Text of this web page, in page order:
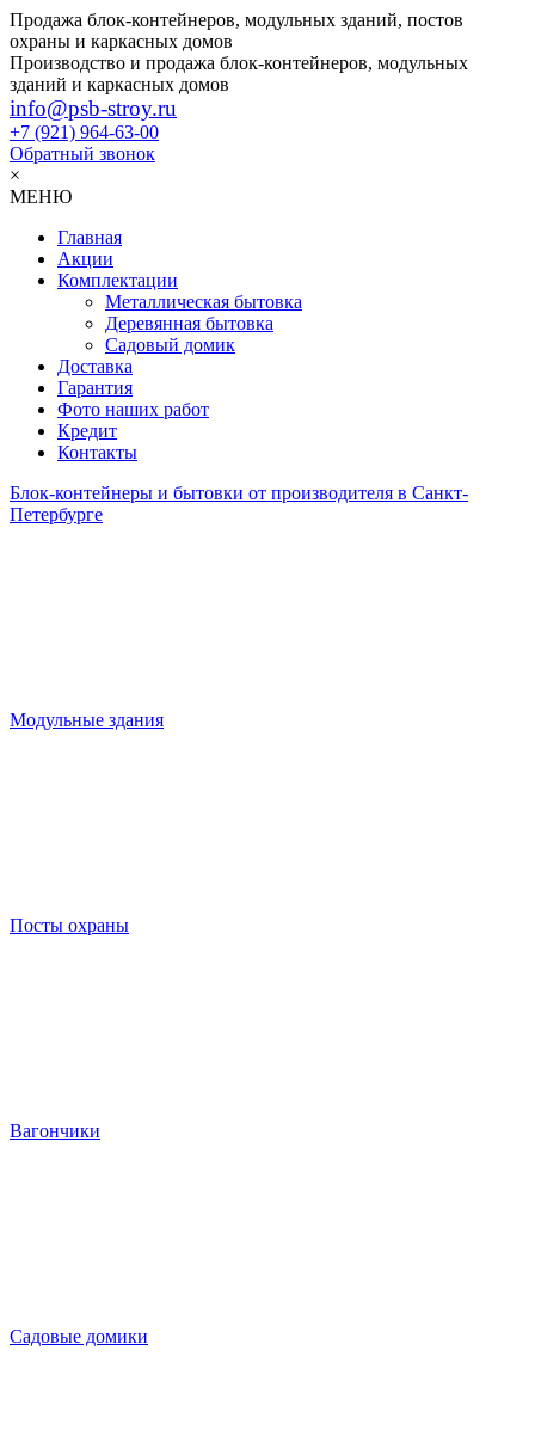
Продажа блок-контейнеров, модульных зданий, постов
охраны и каркасных домов
Производство и продажа блок-контейнеров, модульных
зданий и каркасных домов
info@psb-stroy.ru
+7 (921) 964-63-00
Обратный звонок
×
МЕНЮ
Главная
Акции
Комплектации
Металлическая бытовка
Деревянная бытовка
Садовый домик
Доставка
Гарантия
Фото наших работ
Кредит
Контакты
Блок-контейнеры и бытовки от производителя в Санкт-
Петербурге
Модульные здания
Посты охраны
Вагончики
Садовые домики